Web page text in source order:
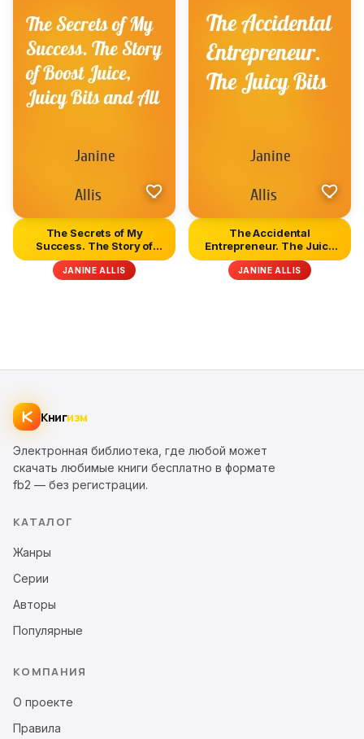
The Secrets of My
Success. The Story of
Boost Juic...
JANINE ALLIS
The Accidental
Entrepreneur. The Juicy
Bits
JANINE ALLIS
Книгизм
Электронная библиотека, где любой может
скачать любимые книги бесплатно в формате
fb2 — без регистрации.
КАТАЛОГ
Жанры
Серии
Авторы
Популярные
КОМПАНИЯ
О проекте
Правила